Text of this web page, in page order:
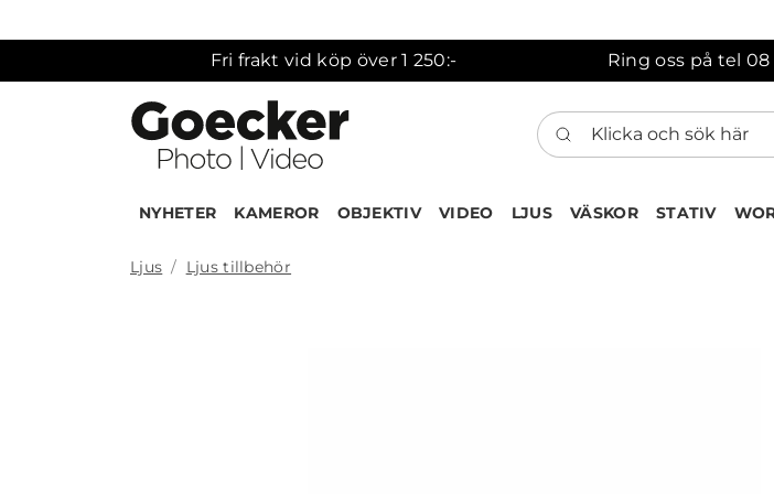
Fri frakt vid köp över 1 250:- Ring oss på tel 08
Klicka och sök här
NYHETER KAMEROR OBJEKTIV VIDEO LJUS VÄSKOR STATIV
Ljus Ljus tillbehör